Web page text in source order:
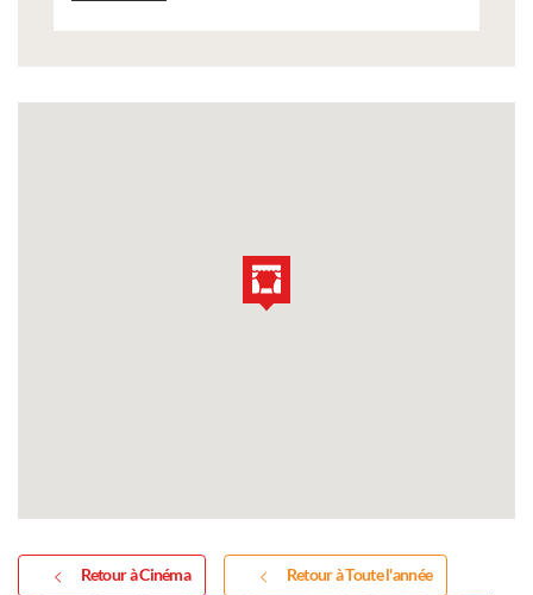
Retour à Cinéma Retour à Toute l'année